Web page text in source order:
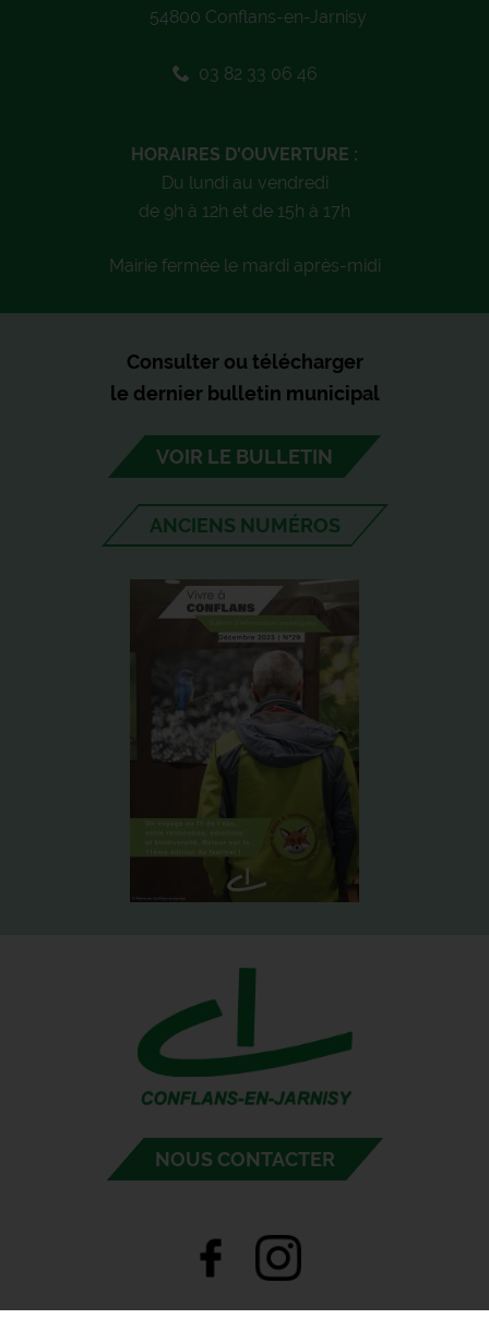
54800 Conflans-en-Jarnisy
03 82 33 06 46
HORAIRES D'OUVERTURE :
Du lundi au vendredi
de 9h à 12h et de 15h à 17h
Mairie fermée le mardi après-midi
Consulter ou télécharger
le dernier bulletin municipal
VOIR LE BULLETIN
ANCIENS NUMÉROS
NOUS CONTACTER